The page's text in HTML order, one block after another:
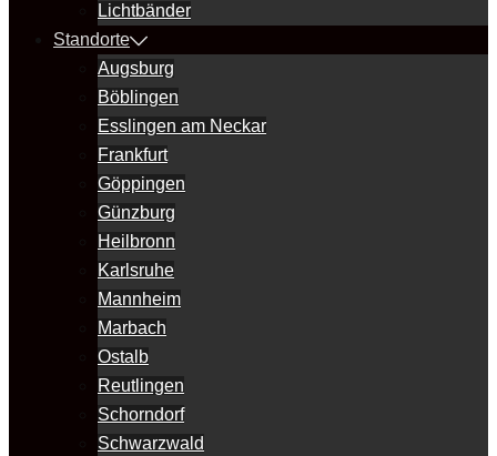
Lichtbänder
Standorte
Augsburg
Böblingen
Esslingen am Neckar
Frankfurt
Göppingen
Günzburg
Heilbronn
Karlsruhe
Mannheim
Marbach
Ostalb
Reutlingen
Schorndorf
Schwarzwald